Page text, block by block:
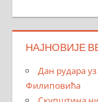
НАЈНОВИЈЕ
Дан рудара
Филиповића